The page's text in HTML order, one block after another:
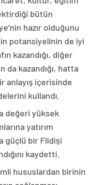
bütün
hazır olduğunu
potansiyelinin de iyi
kazandığı, diğer
da kazandığı, hatta
anlayış içerisinde
kullandı.
değeri yüksek
yatırım
güçlü bir Fildişi
kaydetti.
hususlardan birinin